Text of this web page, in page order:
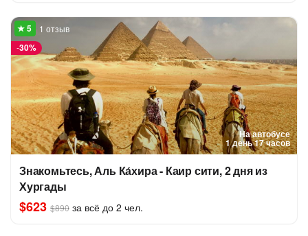
На автобусе
1 день 17 часов
-30%
1 отзыв
Знакомьтесь, Аль Ка́хира - Каир сити, 2 дня из
Хургады
$623 $890 за всё до 2 чел.